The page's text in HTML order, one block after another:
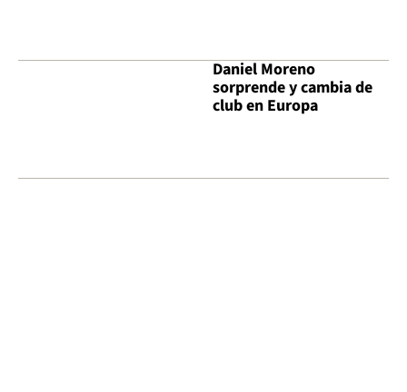
Daniel Moreno
sorprende y cambia de
club en Europa